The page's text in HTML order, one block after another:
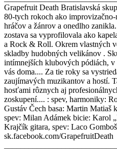
Grapefruit Death Bratislavská
80-tych rokoch ako
hráčov a žánrov a onedlho
zostava sa vyprofilovala ako
a Rock & Roll. Okrem vlastných
skladby hudobných velikánov .
intímnejších klubových pódiách, v
vás doma.... Za tie roky sa
zaujímavých muzikantov a hostí.
hosťami rôznych aj
zoskupení.... : spev, harmoniky:
Gustáv Čech basa: Martin Matiaš
spev: Milan Adámek bicie: Karol
Krajčík gitara, spev: Laco
sk.facebook.com/GrapefruitDeath